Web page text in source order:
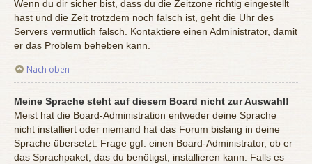
Wenn du dir sicher bist, dass du die Zeitzone richtig eingestellt
hast und die Zeit trotzdem noch falsch ist, geht die Uhr des
Servers vermutlich falsch. Kontaktiere einen Administrator, damit
er das Problem beheben kann.
Nach oben
Meine Sprache steht auf diesem Board nicht zur Auswahl!
Meist hat die Board-Administration entweder deine Sprache
nicht installiert oder niemand hat das Forum bislang in deine
Sprache übersetzt. Frage ggf. einen Board-Administrator, ob er
das Sprachpaket, das du benötigst, installieren kann. Falls es